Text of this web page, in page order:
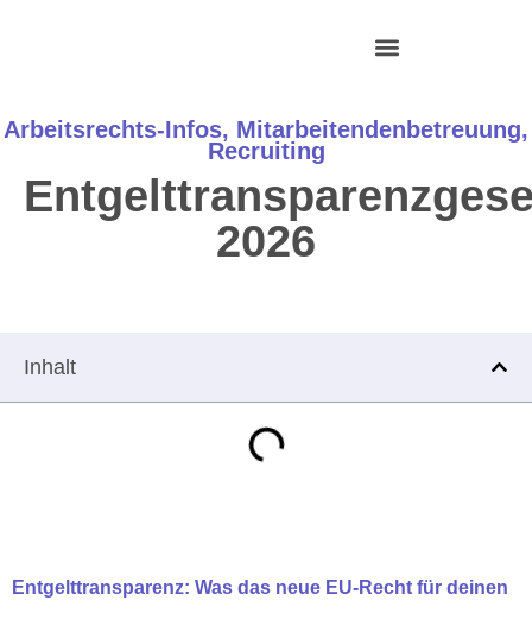
Arbeitsrechts-Infos, Mitarbeitendenbetreuung,
Recruiting
2026
Inhalt
Entgelttransparenz: Was das neue EU-Recht für deinen